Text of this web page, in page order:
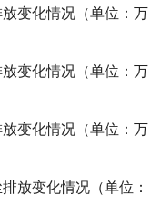
放变化情况（单位：万
放变化情况（单位：万
放变化情况（单位：万
放变化情况（单位：